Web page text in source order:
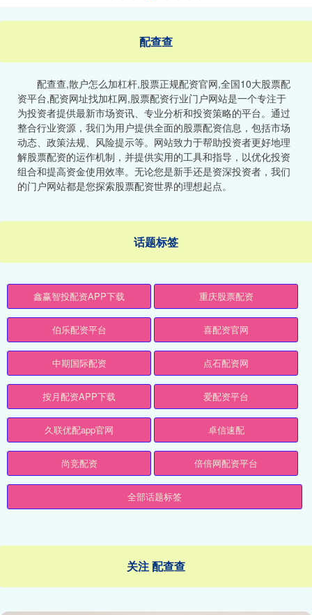
配查查
配查查,散户怎么加杠杆,股票正规配资官网,全国10大股票配
资平台,配资网址找加杠网,股票配资行业门户网站是一个专注于
为投资者提供最新市场资讯、专业分析和投资策略的平台。通过
整合行业资源，我们为用户提供全面的股票配资信息，包括市场
动态、政策法规、风险提示等。网站致力于帮助投资者更好地理
解股票配资的运作机制，并提供实用的工具和指导，以优化投资
组合和提高资金使用效率。无论您是新手还是资深投资者，我们
的门户网站都是您探索股票配资世界的理想起点。
话题标签
鑫赢智投配资APP下载 重庆股票配资
伯乐配资平台 喜配资官网
中期国际配资 点石配资网
按月配资APP下载 爱配资平台
久联优配app官网 卓信速配
尚竞配资 倍倍网配资平台
全部话题标签
关注 配查查